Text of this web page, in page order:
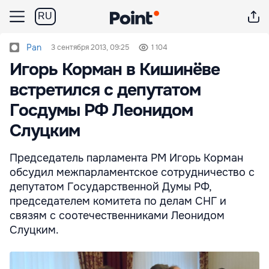
RU
Pan 3 сентября 2013, 09:25 1 104
Игорь Корман в Кишинёве
встретился с депутатом
Госдумы РФ Леонидом
Слуцким
Председатель парламента РМ Игорь Корман
обсудил межпарламентское сотрудничество с
депутатом Государственной Думы РФ,
председателем комитета по делам СНГ и
связям с соотечественниками Леонидом
Слуцким.